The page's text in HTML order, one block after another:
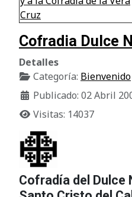
Cruz
Cofradia Dulce
Detalles
Categoría: Bienvenido
Publicado: 02 Abril
Visitas: 14037
Cofradía del Dulce